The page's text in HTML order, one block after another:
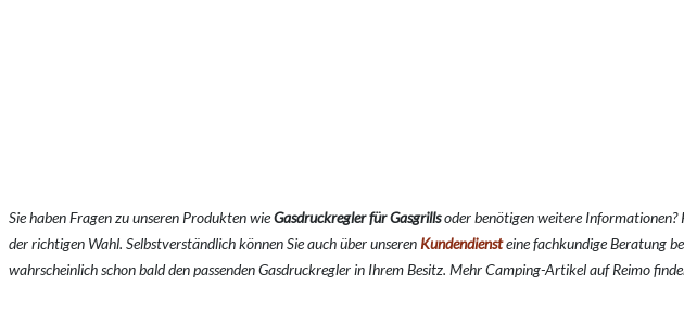
Sie haben Fragen zu unseren Produkten wieGasdruckregler für Gasgrillsoder benötigen weitere Informationen?
der richtigen Wahl. Selbstverständlich können Sie auch über unserenKundendiensteine fachkundige Beratung
wahrscheinlich schon bald den passenden Gasdruckregler in Ihrem Besitz. Mehr Camping-Artikel auf Reimo